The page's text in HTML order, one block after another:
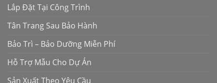
Lắp Đặt Tại Công Trình
Tân Trang Sau Bảo Hành
Bảo Trì – Bảo Dưỡng Miễn Phí
Hỗ Trợ Mẫu Cho Dự Án
Sản Xuất Theo Yêu Cầu